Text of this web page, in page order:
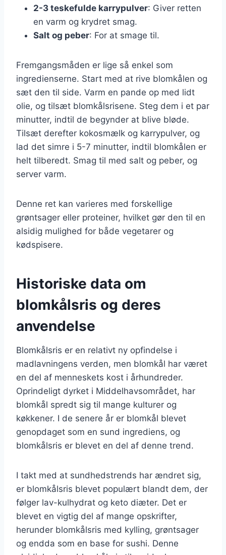
2-3 teskefulde karrypulver: Giver retten
en varm og krydret smag.
Salt og peber: For at smage til.
Fremgangsmåden er lige så enkel som
ingredienserne. Start med at rive blomkålen og
sæt den til side. Varm en pande op med lidt
olie, og tilsæt blomkålsrisene. Steg dem i et par
minutter, indtil de begynder at blive bløde.
Tilsæt derefter kokosmælk og karrypulver, og
lad det simre i 5-7 minutter, indtil blomkålen er
helt tilberedt. Smag til med salt og peber, og
server varm.
Denne ret kan varieres med forskellige
grøntsager eller proteiner, hvilket gør den til en
alsidig mulighed for både vegetarer og
kødspisere.
Historiske data om
blomkålsris og deres
anvendelse
Blomkålsris er en relativt ny opfindelse i
madlavningens verden, men blomkål har været
en del af menneskets kost i århundreder.
Oprindeligt dyrket i Middelhavsområdet, har
blomkål spredt sig til mange kulturer og
køkkener. I de senere år er blomkål blevet
genopdaget som en sund ingrediens, og
blomkålsris er blevet en del af denne trend.
I takt med at sundhedstrends har ændret sig,
er blomkålsris blevet populært blandt dem, der
følger lav-kulhydrat og keto diæter. Det er
blevet en vigtig del af mange opskrifter,
herunder blomkålsris med kylling, grøntsager
og endda som en base for sushi. Denne